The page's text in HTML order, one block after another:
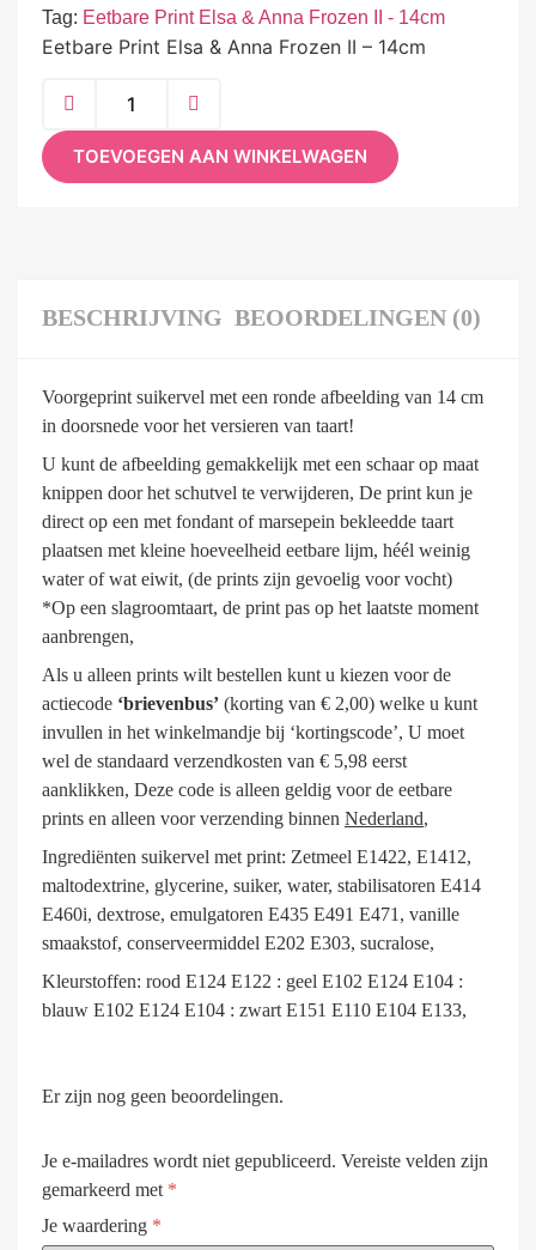
Tag: Eetbare Print Elsa & Anna Frozen II - 14cm
Eetbare Print Elsa & Anna Frozen II – 14cm
TOEVOEGEN AAN WINKELWAGEN
BESCHRIJVING BEOORDELINGEN (0)
Voorgeprint suikervel met een ronde afbeelding van 14 cm
in doorsnede voor het versieren van taart!
U kunt de afbeelding gemakkelijk met een schaar op maat
knippen door het schutvel te verwijderen, De print kun je
direct op een met fondant of marsepein bekleedde taart
plaatsen met kleine hoeveelheid eetbare lijm, héél weinig
water of wat eiwit, (de prints zijn gevoelig voor vocht)
*Op een slagroomtaart, de print pas op het laatste moment
aanbrengen,
Als u alleen prints wilt bestellen kunt u kiezen voor de
actiecode ‘brievenbus’ (korting van € 2,00) welke u kunt
invullen in het winkelmandje bij ‘kortingscode’, U moet
wel de standaard verzendkosten van € 5,98 eerst
aanklikken, Deze code is alleen geldig voor de eetbare
prints en alleen voor verzending binnen Nederland,
Ingrediënten suikervel met print: Zetmeel E1422, E1412,
maltodextrine, glycerine, suiker, water, stabilisatoren E414
E460i, dextrose, emulgatoren E435 E491 E471, vanille
smaakstof, conserveermiddel E202 E303, sucralose,
Kleurstoffen: rood E124 E122 : geel E102 E124 E104 :
blauw E102 E124 E104 : zwart E151 E110 E104 E133,
Er zijn nog geen beoordelingen.
Je e-mailadres wordt niet gepubliceerd. Vereiste velden zijn
gemarkeerd met *
Je waardering *